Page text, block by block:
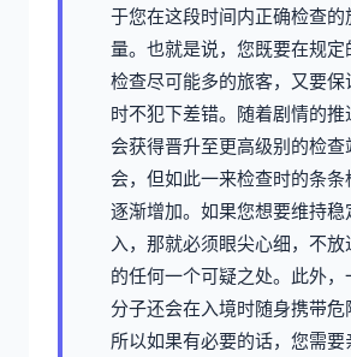
于您在这段时间内正确检查的
量。也就是说，您既要在规定
检查尽可能多的旅客，又要保
时不犯下差错。随着剧情的推
会获得晋升至更高级别的检查
会，但如此一来检查时的条条
逐渐增加。如果您想要维持稳
入，那就必须眼尖心细，不放
的任何一个可疑之处。此外，
分子还会在入境时随身携带危
所以如果有必要的话，您需要